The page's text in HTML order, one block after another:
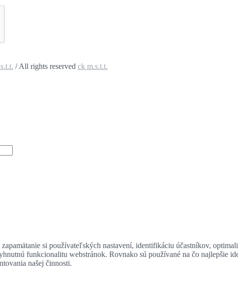
/ All rights reserved ck m.s.t.t.
si používateľských nastavení, identifikáciu účastníkov,
funkcionalitu webstránok. Rovnako sú používané na čo
našej činnosti.